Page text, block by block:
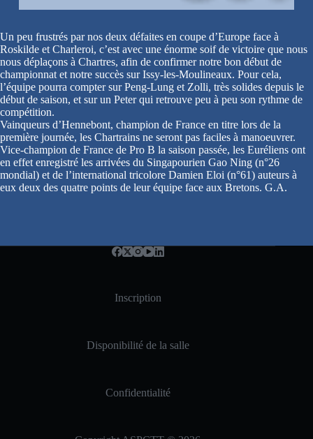
Un peu frustrés par nos deux défaites en coupe d’Europe face à
Roskilde et Charleroi, c’est avec une énorme soif de victoire que nous
nous déplaçons à Chartres, afin de confirmer notre bon début de
championnat et notre succès sur Issy-les-Moulineaux. Pour cela,
l’équipe pourra compter sur Peng-Lung et Zolli, très solides depuis le
début de saison, et sur un Peter qui retrouve peu à peu son rythme de
compétition.
Vainqueurs d’Hennebont, champion de France en titre lors de la
première journée, les Chartrains ne seront pas faciles à manoeuvrer.
Vice-champion de France de Pro B la saison passée, les Euréliens ont
en effet enregistré les arrivées du Singapourien Gao Ning (n°26
mondial) et de l’international tricolore Damien Eloi (n°61) auteurs à
eux deux des quatre points de leur équipe face aux Bretons. G.A.
Inscription
Disponibilité de la salle
Confidentialité